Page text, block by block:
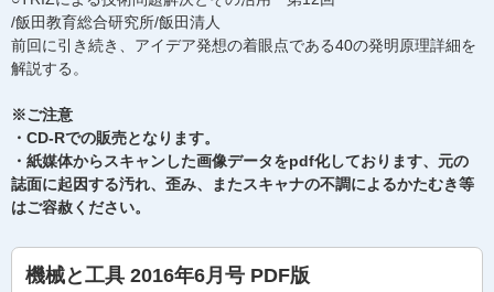
/飯田教育総合研究所/飯田清人
前回に引き続き、アイデア発想の着眼点である40の発明原理詳細を
解説する。
※ご注意
・CD-Rでの販売となります。
・紙媒体からスキャンした画像データをpdf化しております、元の
誌面に起因する汚れ、歪み、またスキャナの不調によるかたむき等
はご容赦ください。
機械と工具 2016年6月号 PDF版